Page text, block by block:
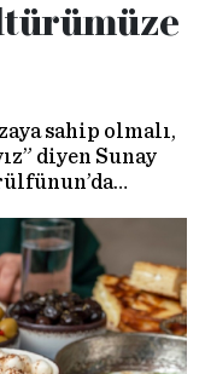
sahip olmalı,
diyen Sunay